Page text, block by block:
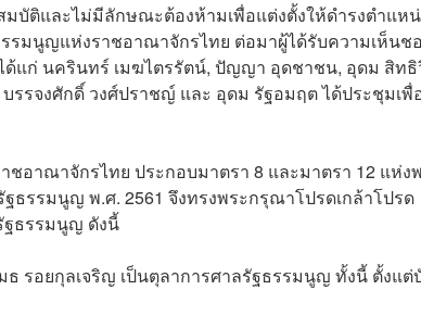
บัติและไม่มีลักษณะต้องห้ามเพื่อแต่งตั้งให้ดำรงตำแห
รมนูญแห่งราชอาณาจักรไทย ต่อมาผู้ได้รับความเห็นช
แก่ นครินทร์ เมฆไตรรัตน์, ปัญญา อุดชาชน, อุดม สิท
รจงศักดิ์ วงศ์ปราชญ์ และ อุดม รัฐอมฤต ได้ประชุมเพื่
อาณาจักรไทย ประกอบมาตรา 8 และมาตรา 12 แห่ง
รรมนูญ พ.ศ. 2561 จึงทรงพระกรุณาโปรดเกล้าโปรด
ฐธรรมนูญ ดังนี้
รอยกุลเจริญ เป็นตุลาการศาลรัฐธรรมนูญ ทั้งนี้ ตั้งแต่